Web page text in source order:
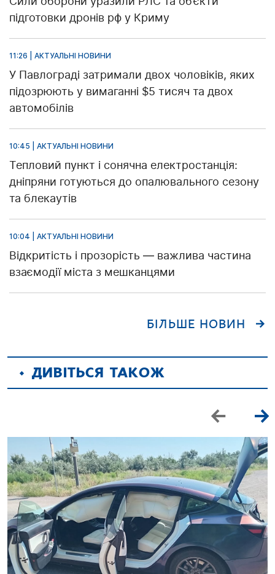
підготовки дронів рф у Криму
11:26 | АКТУАЛЬНІ НОВИНИ
У Павлограді затримали двох чоловіків, яких
підозрюють у вимаганні $5 тисяч та двох
автомобілів
10:45 | АКТУАЛЬНІ НОВИНИ
Тепловий пункт і сонячна електростанція:
дніпряни готуються до опалювального сезону
та блекаутів
10:04 | АКТУАЛЬНІ НОВИНИ
Відкритість і прозорість — важлива частина
взаємодії міста з мешканцями
БІЛЬШЕ НОВИН
ДИВІТЬСЯ ТАКОЖ